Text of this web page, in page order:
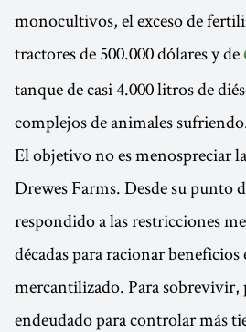
monocultivos, el exceso de
tractores de 500.000 dólares y de
tanque de casi 4.000 litros de
complejos de animales
El objetivo no es menospreciar
Drewes Farms. Desde su punto
respondido a las restricciones
décadas para racionar
mercantilizado. Para sobrevivir,
endeudado para controlar más